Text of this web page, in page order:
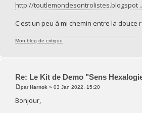
http://toutlemondesontrolistes.blogspot
C'est un peu à mi chemin entre la
Mon blog de critique
Re: Le Kit de Demo "Sens
parHarnok » 03 Jan 2022, 15:20
Bonjour,